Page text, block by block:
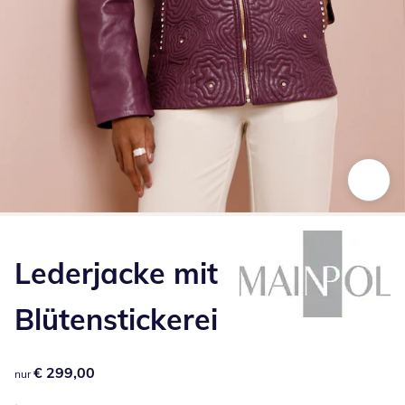
Lederjacke mit
Blütenstickerei
€ 299,00
nur € 299,00